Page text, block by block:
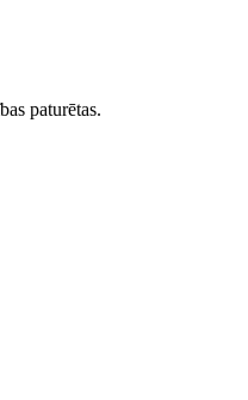
paturētas.